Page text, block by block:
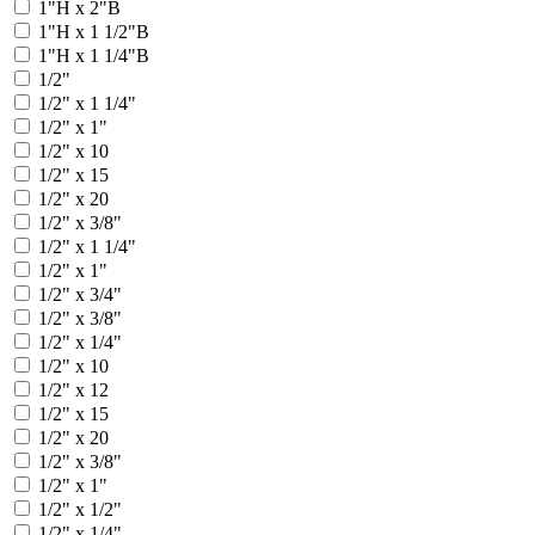
1"Н x 2"В
1"Н х 1 1/2"В
1"Н х 1 1/4"В
1/2"
1/2" x 1 1/4"
1/2" x 1"
1/2" x 10
1/2" x 15
1/2" x 20
1/2" x 3/8"
1/2" х 1 1/4"
1/2" х 1"
1/2" х 3/4"
1/2" х 3/8"
1/2" x 1/4"
1/2" x 10
1/2" x 12
1/2" x 15
1/2" x 20
1/2" x 3/8"
1/2" х 1"
1/2" х 1/2"